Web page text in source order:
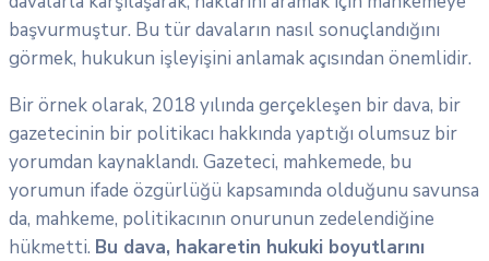
başvurmuştur. Bu tür davaların nasıl sonuçlandığını
görmek, hukukun işleyişini anlamak açısından önemlidir.
Bir örnek olarak, 2018 yılında gerçekleşen bir dava, bir
gazetecinin bir politikacı hakkında yaptığı olumsuz bir
yorumdan kaynaklandı. Gazeteci, mahkemede, bu
yorumun ifade özgürlüğü kapsamında olduğunu savunsa
da, mahkeme, politikacının onurunun zedelendiğine
hükmetti. Bu dava, hakaretin hukuki boyutlarını